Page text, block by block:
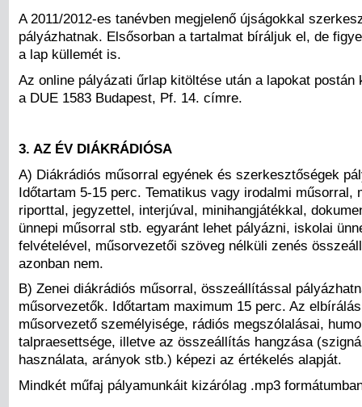
A 2011/2012-es tanévben megjelenő újságokkal
pályázhatnak. Elsősorban a tartalmat bíráljuk el, de
a lap küllemét is.
Az online pályázati űrlap kitöltése után a lapokat postán
a DUE 1583 Budapest, Pf. 14. címre.
3. AZ ÉV DIÁKRÁDIÓSA
A) Diákrádiós műsorral egyének és szerkesztőségek
Időtartam 5-15 perc. Tematikus vagy irodalmi műsorral,
riporttal, jegyzettel, interjúval, minihangjátékkal,
ünnepi műsorral stb. egyaránt lehet pályázni, iskolai
felvételével, műsorvezetői szöveg nélküli zenés
azonban nem.
B) Zenei diákrádiós műsorral, összeállítással
műsorvezetők. Időtartam maximum 15 perc. Az
műsorvezető személyisége, rádiós megszólalásai,
talpraesettsége, illetve az összeállítás hangzása
használata, arányok stb.) képezi az értékelés alapját.
Mindkét műfaj pályamunkáit kizárólag .mp3